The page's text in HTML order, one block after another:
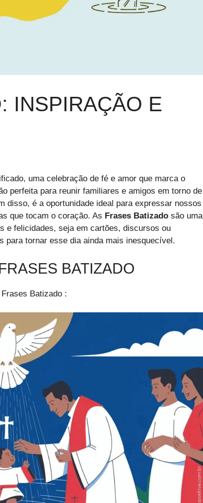
INSPIRAÇÃO E
uma celebração de fé e amor que marca o
perfeita para reunir familiares e amigos em torno de
disso, é a oportunidade ideal para expressar nossos
que tocam o coração. As Frases Batizado são uma
e felicidades, seja em cartões, discursos ou
para tornar esse dia ainda mais inesquecível.
BATIZADO
Batizado :